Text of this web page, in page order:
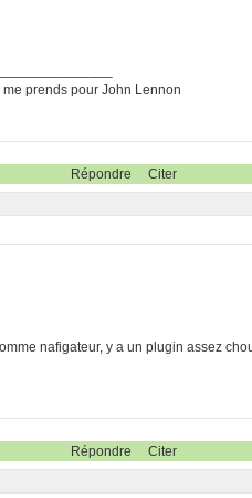
prends pour John Lennon
Répondre Citer
nafigateur, y a un plugin assez
Répondre Citer